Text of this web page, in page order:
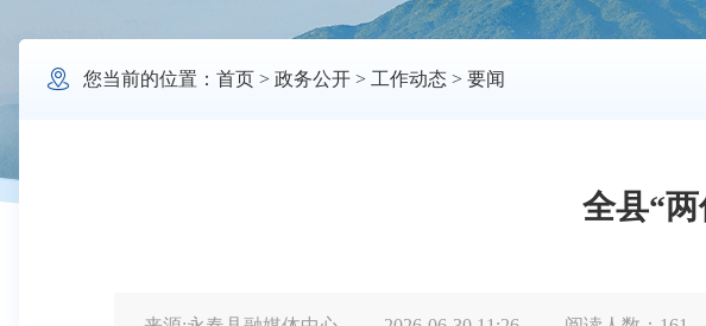
 您当前的位置： 首页> 政务公开> 工作动态> 要闻
全县“